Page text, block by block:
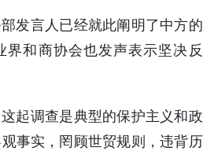
发言人已经就此阐明了中方的
界和商协会也发声表示坚决反
起调查是典型的保护主义和政
事实，罔顾世贸规则，违背历